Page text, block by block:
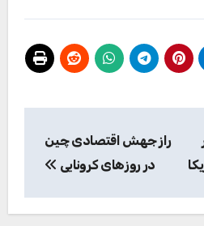
راز جهش اقتصادی چین
در روزهای کرونایی